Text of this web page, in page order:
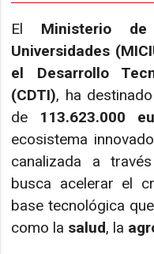
El Ministerio
Universidades
el Desarrollo
(CDTI), ha
de 113.623.000
ecosistema
canalizada a
busca acelerar el
base tecnológica
como la salud, la